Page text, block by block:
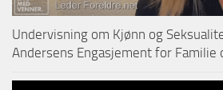
Undervisning om Kjønn og
Andersens Engasjement for Familie